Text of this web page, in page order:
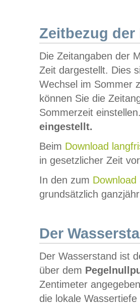
Zeitbezug der
Die Zeitangaben der
Zeit dargestellt. Dies
Wechsel im Sommer
können Sie die
Sommerzeit
eingestellt.
Beim Download
in gesetzlicher Zeit
In den zum Download
grundsätzlich
Der
Der Wasserstand ist
über dem
Zentimeter
die lokale